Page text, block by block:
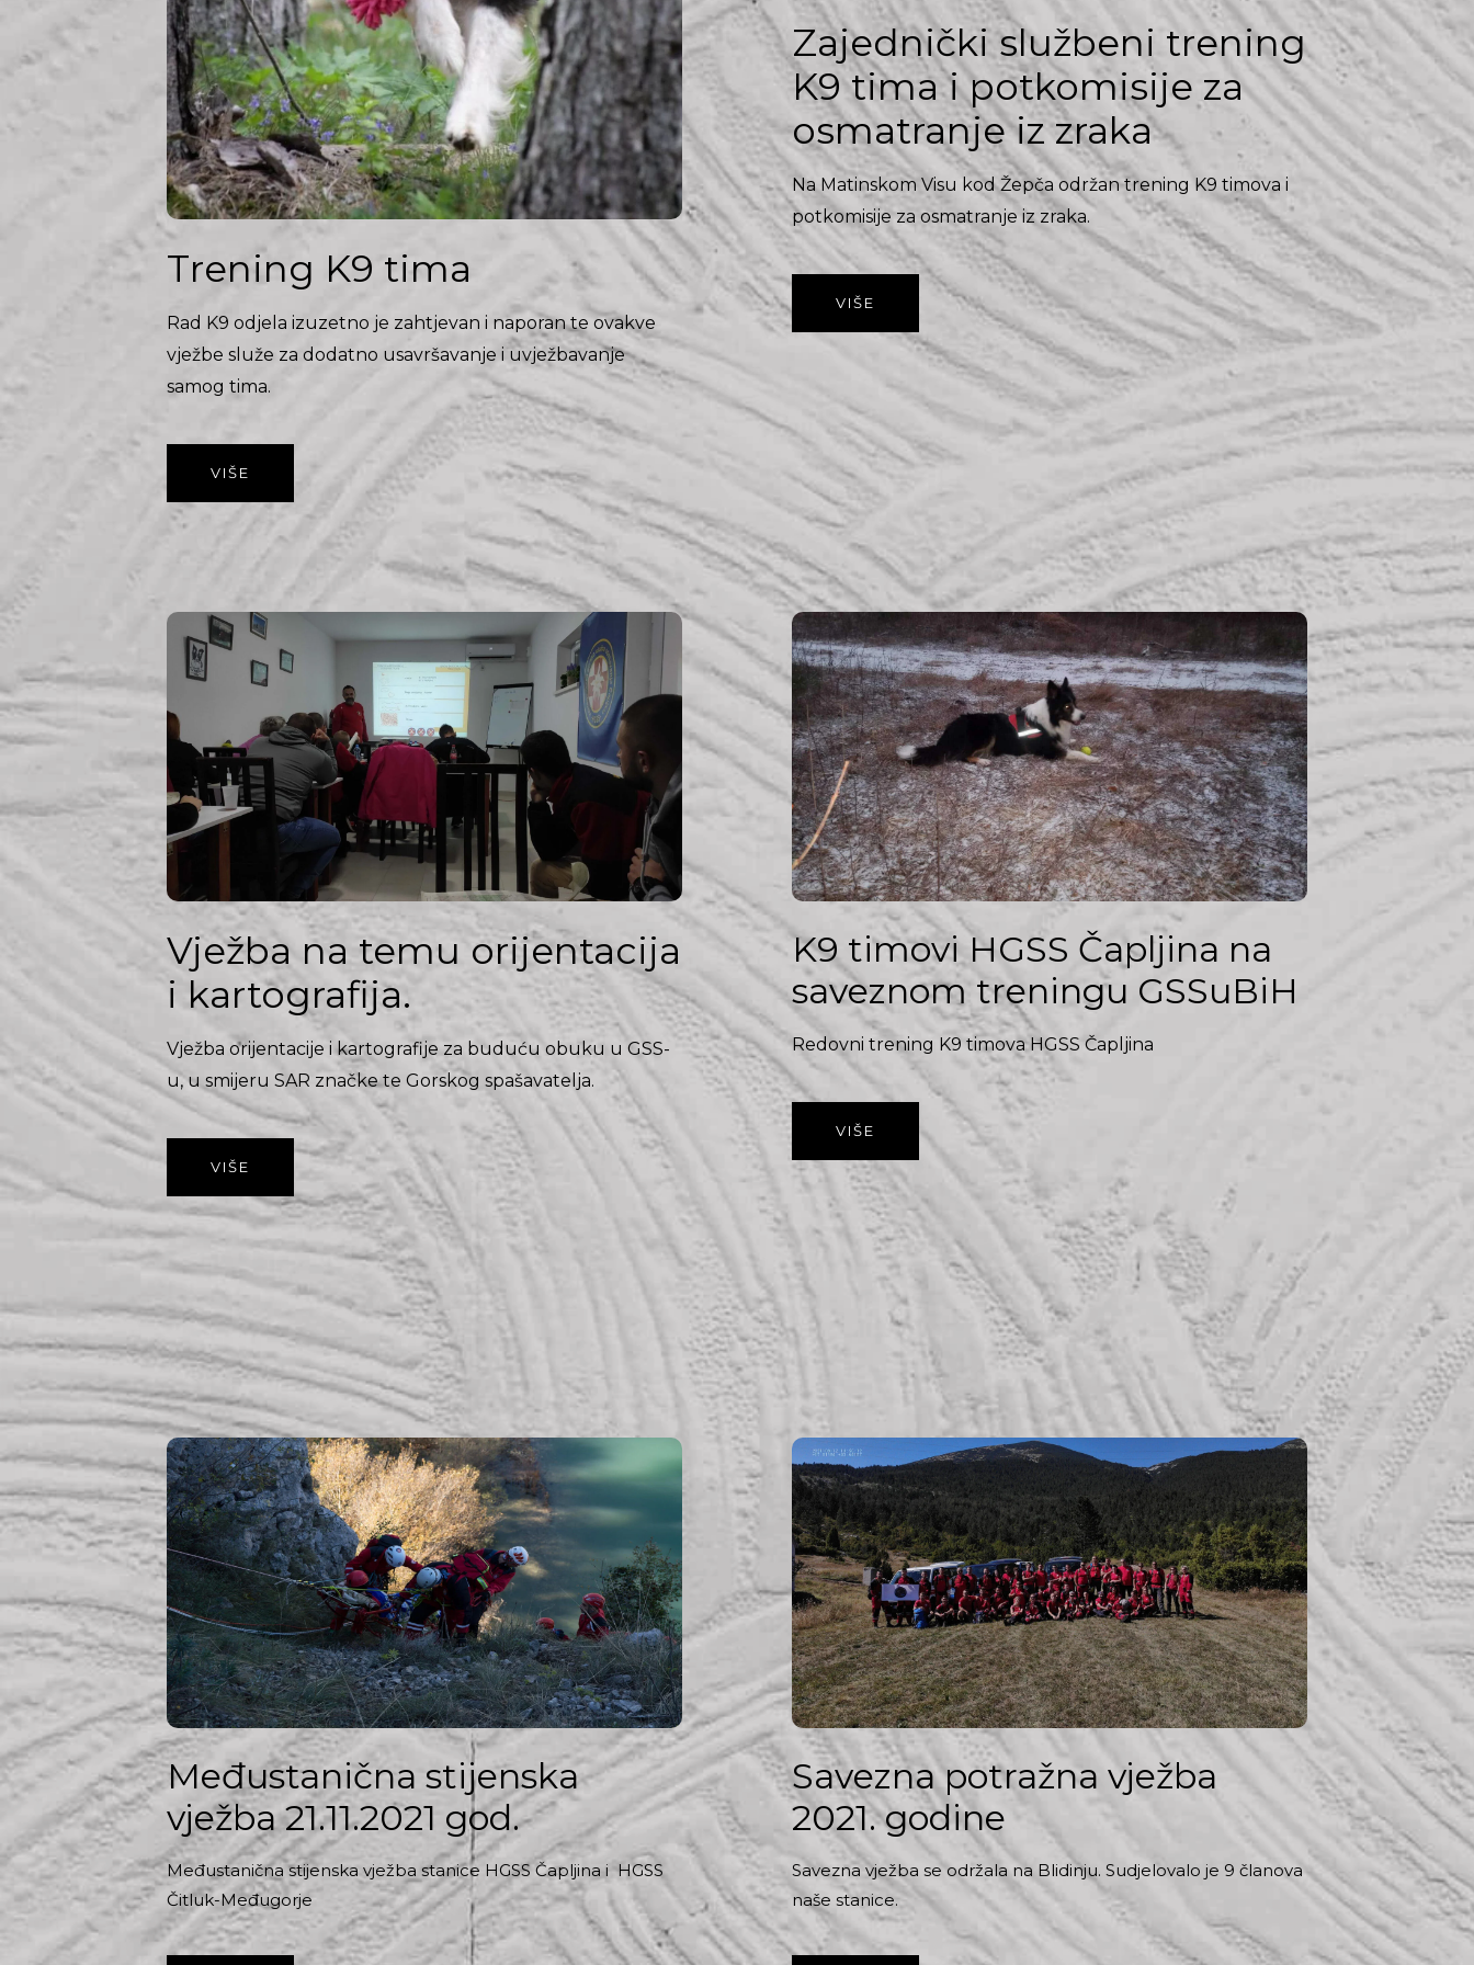
Trening K9 tima
Rad K9 odjela izuzetno je zahtjevan i naporan te ovakve
vježbe služe za dodatno usavršavanje i uvježbavanje
samog tima.
VIŠE
Zajednički službeni trening
K9 tima i potkomisije za
osmatranje iz zraka
Na Matinskom Visu kod Žepča održan trening K9 timova i
potkomisije za osmatranje iz zraka.
VIŠE
Vježba na temu orijentacija
i kartografija.
Vježba orijentacije i kartografije za buduću obuku u GSS-
u, u smijeru SAR značke te Gorskog spašavatelja.
VIŠE
K9 timovi HGSS Čapljina na
saveznom treningu GSSuBiH
Redovni trening K9 timova HGSS Čapljina
VIŠE
Međustanična stijenska
vježba 21.11.2021 god.
Međustanična stijenska vježba stanice HGSS Čapljina i HGSS
Čitluk-Međugorje
Savezna potražna vježba
2021. godine
Savezna vježba se održala na Blidinju. Sudjelovalo je 9 članova
naše stanice.